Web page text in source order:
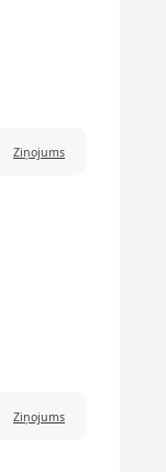
Ziņojums
Ziņojums